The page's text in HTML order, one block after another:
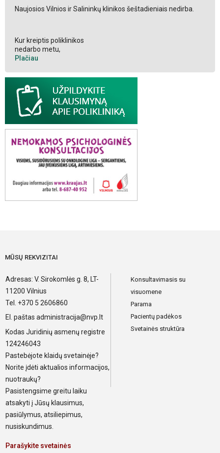
Naujosios Vilnios ir Salininkų klinikos šeštadieniais nedirba.
Kur kreiptis poliklinikos
nedarbo metu,
Plačiau
MŪSŲ REKVIZITAI
Adresas: V. Sirokomlės g. 8, LT-
11200 Vilnius
Tel. +370 5 2606860
El. paštas administracija@nvp.lt
Kodas Juridinių asmenų registre
124246043
Pastebėjote klaidų svetainėje?
Norite įdėti aktualios informacijos,
nuotraukų?
Pasistengsime greitu laiku
atsakyti į Jūsų klausimus,
pasiūlymus, atsiliepimus,
nusiskundimus.
Parašykite svetainės
Konsultavimasis su
visuomene
Parama
Pacientų padėkos
Svetainės struktūra